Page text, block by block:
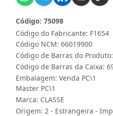
Código do Fabricante: F1654
Código: 75098
Código NCM: 66019900
Código de Barras do
Código de Barras da Caixa:
Embalagem: Venda PC\1
Master PC\1
Marca: CLASSE
Origem: 2 - Estrangeira -